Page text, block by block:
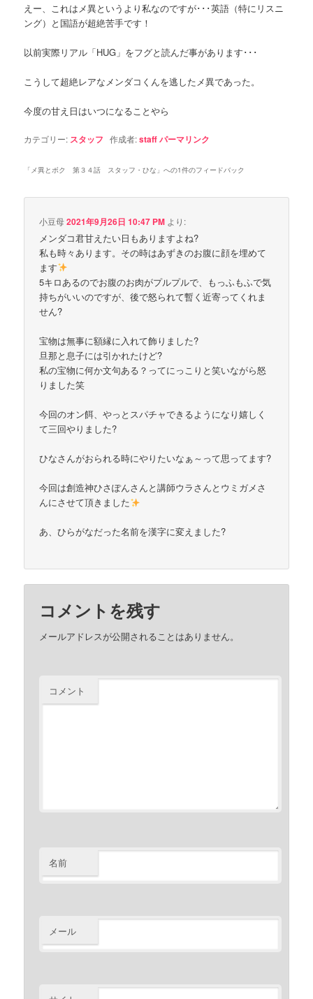
えー、これはメ異というより私なのですが･･･英語（特にリスニ
ング）と国語が超絶苦手です！
以前実際リアル「HUG」をフグと読んだ事があります･･･
こうして超絶レアなメンダコくんを逃したメ異であった。
今度の甘え日はいつになることやら
カテゴリー: スタッフ 作成者:staffパーマリンク
「 メ異とボク 第３４話 スタッフ・ひな 」への1件のフィードバック
小豆母2021年9月26日 10:47 PM より:
メンダコ君甘えたい日もありますよね?
私も時々あります。その時はあずきのお腹に顔を埋めて
ます
5キロあるのでお腹のお肉がプルプルで、もっふもふで気
持ちがいいのですが、後で怒られて暫く近寄ってくれま
せん?
宝物は無事に額縁に入れて飾りました?
旦那と息子には引かれたけど?
私の宝物に何か文句ある？ってにっこりと笑いながら怒
りました笑
今回のオン餌、やっとスパチャできるようになり嬉しく
て三回やりました?
ひなさんがおられる時にやりたいなぁ～って思ってます?
今回は創造神ひさぽんさんと講師ウラさんとウミガメさ
んにさせて頂きました
あ、ひらがなだった名前を漢字に変えました?
コメントを残す
メールアドレスが公開されることはありません。
コメント
名前
メール